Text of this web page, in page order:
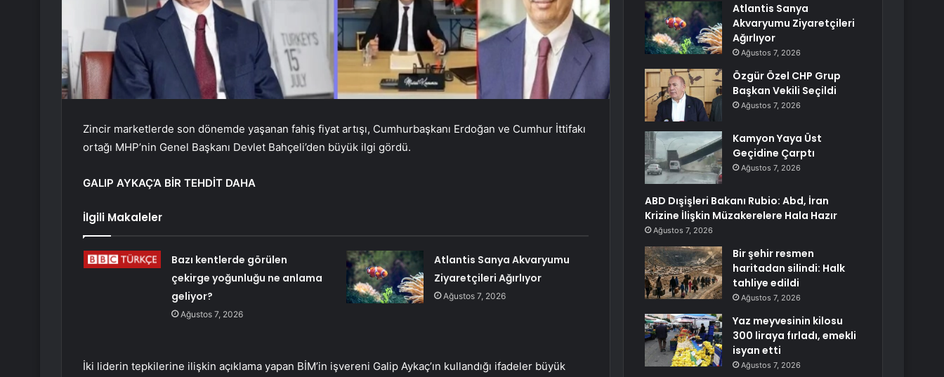
Zincir marketlerde son dönemde yaşanan fahiş fiyat artışı, Cumhurbaşkanı Erdoğan ve Cumhur İttifakı
ortağı MHP’nin Genel Başkanı Devlet Bahçeli’den büyük ilgi gördü.
GALIP AYKAÇ’A BİR TEHDİT DAHA
İlgili Makaleler
Bazı kentlerde görülen
çekirge yoğunluğu ne anlama
geliyor?
Ağustos 7, 2026
Atlantis Sanya Akvaryumu
Ziyaretçileri Ağırlıyor
Ağustos 7, 2026
İki liderin tepkilerine ilişkin açıklama yapan BİM’in işvereni Galip Aykaç’ın kullandığı ifadeler büyük
Atlantis Sanya
Akvaryumu Ziyaretçileri
Ağırlıyor
Ağustos 7, 2026
Özgür Özel CHP Grup
Başkan Vekili Seçildi
Ağustos 7, 2026
Kamyon Yaya Üst
Geçidine Çarptı
Ağustos 7, 2026
ABD Dışişleri Bakanı Rubio: Abd, İran
Krizine İlişkin Müzakerelere Hala Hazır
Ağustos 7, 2026
Bir şehir resmen
haritadan silindi: Halk
tahliye edildi
Ağustos 7, 2026
Yaz meyvesinin kilosu
300 liraya fırladı, emekli
isyan etti
Ağustos 7, 2026